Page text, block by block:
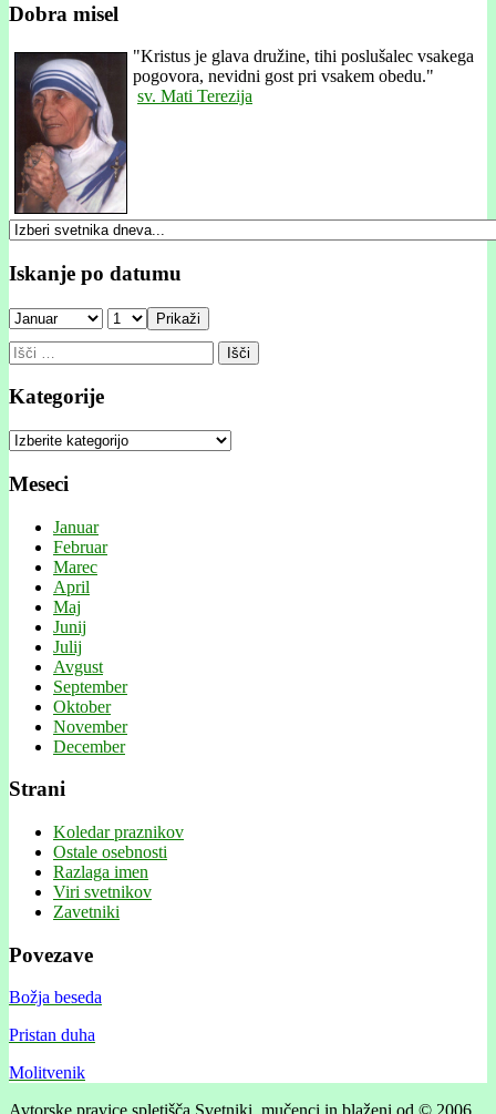
Dobra misel
"Kristus je glava družine, tihi poslušalec vsakega
pogovora, nevidni gost pri vsakem obedu."
sv. Mati Terezija
Iskanje po datumu
Prikaži
Išči:
Kategorije
Kategorije
Meseci
Januar
Februar
Marec
April
Maj
Junij
Julij
Avgust
September
Oktober
November
December
Strani
Koledar praznikov
Ostale osebnosti
Razlaga imen
Viri svetnikov
Zavetniki
Povezave
Božja beseda
Pristan duha
Molitvenik